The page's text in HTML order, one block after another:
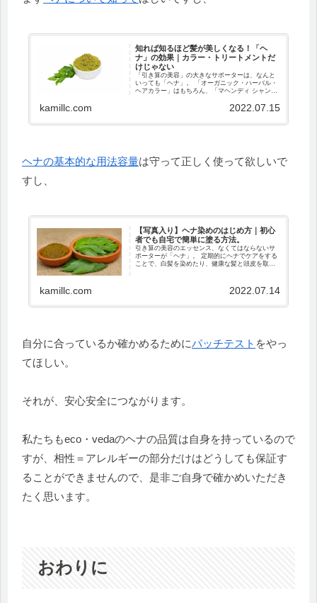
知れば知るほど髪が美しくなる！「ヘ
ナ」の効果｜カラー・トリートメントだ
けじゃない
「引き算の美容」の大きなサポーターは、なんと
いっても「ヘナ」。 「オーガニック・ハーバル・
ヘアカラー」はもちろん、「マヘンディ シャンプ
ナエキスが配合されています。 今日は、そんな
kamillc.com 2022.07.15
ヘナの基本的な用法容量は守って正しく使って欲しいで
すし、
【写真入り】ヘナ染めのはじめ方｜初心
者でも自宅で簡単に塗る方法。
引き算の美容のエッセンス、なくてはならないサ
ポーターが「ヘナ」。 定期的にヘナでケアをする
ことで、白髪を染めたり、健康な髪と頭皮を取り
kamillc.com 2022.07.14
自分に合っているか確かめるためにパッチテスト をやっ
てほしい。
それが、安心安全につながります。
私たちもeco・vedaのヘナの品質は自身を持っているので
すが、相性＝アレルギーの部分だけはどうしても保証す
ることができませんので、是非ご自身で確かめいただき
たく思います。
おわりに